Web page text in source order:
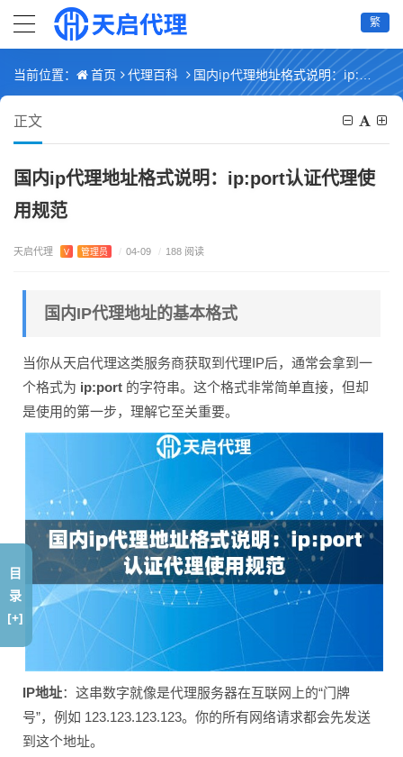
繁
当前位置： 首页 代理百科 国内ip代理地址格式说明：ip:port认证代理使用规范
正文
国内ip代理地址格式说明：ip:port认证代理使
用规范
天启代理 V 管理员 / 04-09 / 188 阅读
国内IP代理地址的基本格式
当你从天启代理这类服务商获取到代理IP后，通常会拿到一
个格式为 ip:port 的字符串。这个格式非常简单直接，但却
是使用的第一步，理解它至关重要。
IP地址：这串数字就像是代理服务器在互联网上的“门牌
号”，例如 123.123.123.123。你的所有网络请求都会先发送
到这个地址。
目
录
[+]